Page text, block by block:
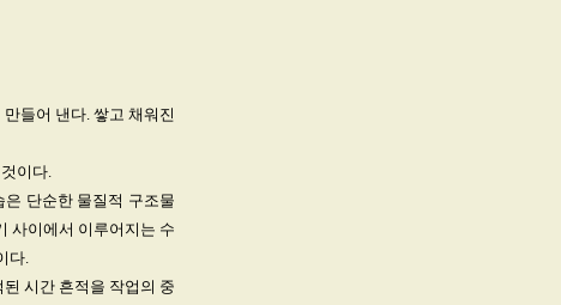
들어 낸다. 쌓고 채워진
이다.
단순한 물질적 구조물
사이에서 이루어지는 수
다.
시간 흔적을 작업의 중